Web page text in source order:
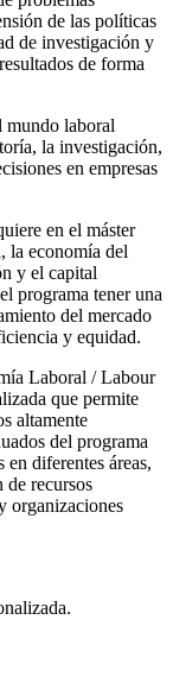
de las políticas
de investigación y
de forma
mundo laboral
la investigación,
en empresas
en el máster
la economía del
y el capital
programa tener una
del mercado
y equidad.
Laboral / Labour
que permite
altamente
del programa
diferentes áreas,
recursos
organizaciones